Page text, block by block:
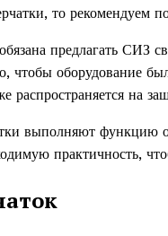
то рекомендуем
предлагать СИЗ
чтобы оборудование
распространяется на
выполняют функцию
практичность,